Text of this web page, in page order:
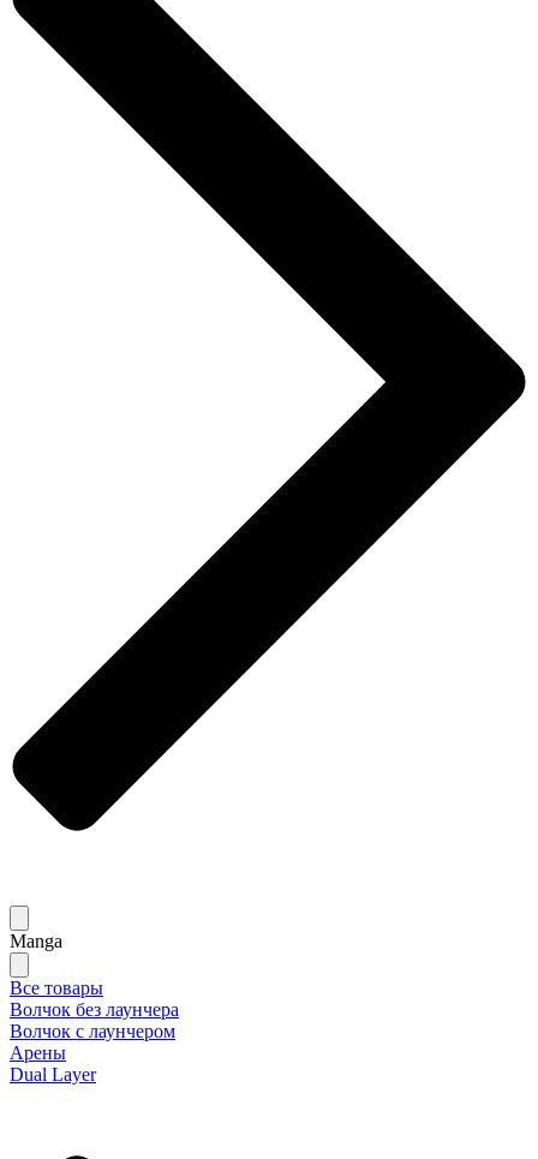
Manga
Все товары
Волчок без лаунчера
Волчок с лаунчером
Арены
Dual Layer